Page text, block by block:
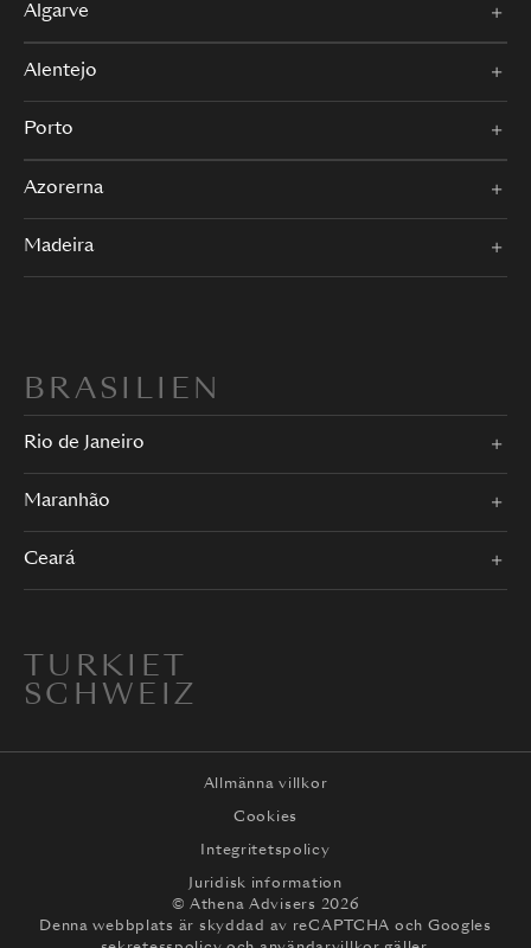
Algarve
Alentejo
Porto
Azorerna
Madeira
BRASILIEN
Rio de Janeiro
Maranhão
Ceará
TURKIET
SCHWEIZ
Allmänna villkor
Cookies
Integritetspolicy
Juridisk information
© Athena Advisers 2026
Denna webbplats är skyddad av reCAPTCHA och Googles